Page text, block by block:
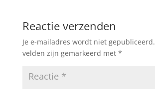
Reactie verzenden
Je e-mailadres wordt niet gepubliceerd.
velden zijn gemarkeerd met *